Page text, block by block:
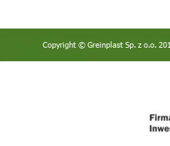
Copyright © Greinplast Sp. z o.o.